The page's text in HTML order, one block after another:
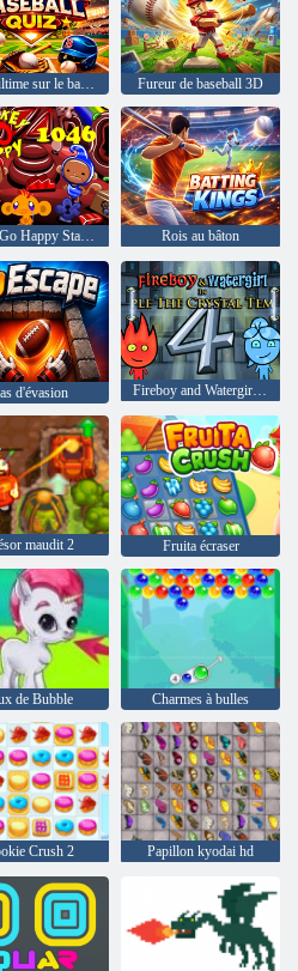
Quiz ultime sur le baseball Fureur de baseball 3D
Singe Go Happy Stage 1046 Rois au bâton
d'évasion Fireboy and Watergirl 4: The Crystal Temple
maudit 2 Fruita écraser
de Bubble Charmes à bulles
Crush 2 Papillon kyodai hd